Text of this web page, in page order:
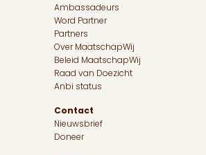
Ambassadeurs
Word Partner
Partners
Over MaatschapWij
Beleid MaatschapWij
Raad van Doezicht
Anbi status
Contact
Nieuwsbrief
Doneer